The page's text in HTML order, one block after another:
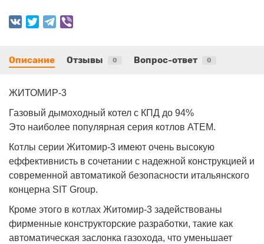
Описание Отзывы 0 Вопрос-ответ 0
ЖИТОМИР-3
Газовый дымоходный котел с КПД до 94%
Это наиболее популярная серия котлов АТЕМ.
Котлы серии Житомир-3 имеют очень высокую
еффективнисть в сочетании с надежной конструкцией и
современной автоматикой безопасности итальянского
концерна SIT Group.
Кроме этого в котлах Житомир-3 задействованы
фирменные конструкторские разработки, такие как
автоматическая заслонка газохода, что уменьшает